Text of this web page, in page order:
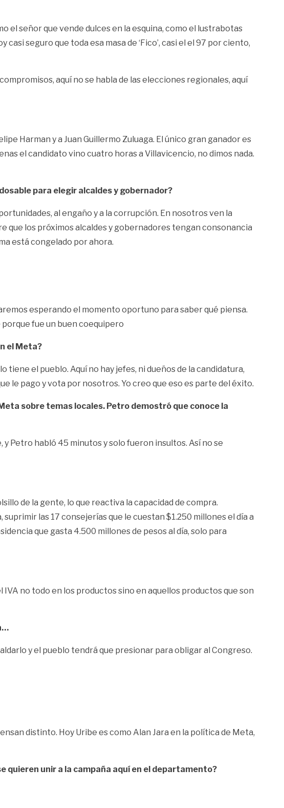
el señor que vende dulces en la esquina, como el lustrabotas
seguro que toda esa masa de ‘Fico’, casi el el 97 por ciento,
aquí no se habla de las elecciones regionales, aquí
Harman y a Juan Guillermo Zuluaga. El único gran ganador es
el candidato vino cuatro horas a Villavicencio, no dimos nada.
para elegir alcaldes y gobernador?
al engaño y a la corrupción. En nosotros ven la
que los próximos alcaldes y gobernadores tengan consonancia
está congelado por ahora.
esperando el momento oportuno para saber qué piensa.
porque fue un buen coequipero
el Meta?
el pueblo. Aquí no hay jefes, ni dueños de la candidatura,
le pago y vota por nosotros. Yo creo que eso es parte del éxito.
sobre temas locales. Petro demostró que conoce la
Petro habló 45 minutos y solo fueron insultos. Así no se
de la gente, lo que reactiva la capacidad de compra.
las 17 consejerías que le cuestan $1.250 millones el día a
que gasta 4.500 millones de pesos al día, solo para
no todo en los productos sino en aquellos productos que son
y el pueblo tendrá que presionar para obligar al Congreso.
distinto. Hoy Uribe es como Alan Jara en la política de Meta,
quieren unir a la campaña aquí en el departamento?